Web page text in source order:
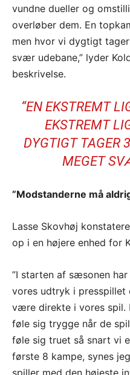
vundne dueller og
overløber dem. En
men hvor vi dygtigt
svær udebane,” lyder
beskrivelse.
“EN EKSTREMT
EKSTREMT
DYGTIGT TAGER
MEGET
”Modstanderne må
Lasse Skovhøj
op i en højere enhed for
”I starten af sæsonen
vores udtryk i presspillet
være direkte i vores spil.
føle sig trygge når de
føle sig truet så snart vi
første 8 kampe, synes
spiller med den højeste